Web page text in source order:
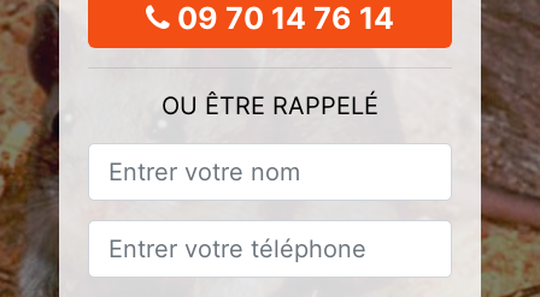
09 70 14 76 14
OU ÊTRE RAPPELÉ